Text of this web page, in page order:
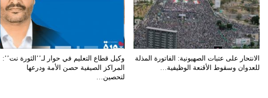
الانتحار على عتبات الصهيونية: الفاتورة المذلة
للعدوان وسقوط الأقنعة الوظيفية…
وكيل قطاع التعليم في حوار لـ’’الثورة نت’’:
المراكز الصيفية حصن الأمة ودرعها
لتحصين…